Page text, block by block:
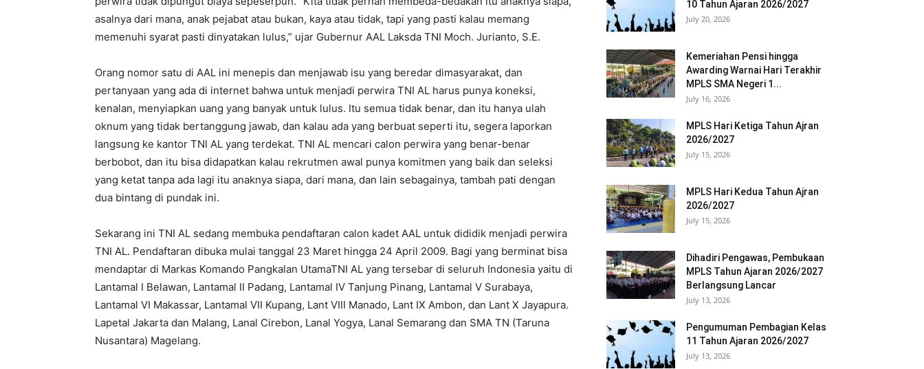
asalnya dari mana, anak pejabat atau bukan, kaya atau tidak, tapi yang pasti kalau memang
memenuhi syarat pasti dinyatakan lulus,” ujar Gubernur AAL Laksda TNI Moch. Jurianto, S.E.
Orang nomor satu di AAL ini menepis dan menjawab isu yang beredar dimasyarakat, dan
pertanyaan yang ada di internet bahwa untuk menjadi perwira TNI AL harus punya koneksi,
kenalan, menyiapkan uang yang banyak untuk lulus. Itu semua tidak benar, dan itu hanya ulah
oknum yang tidak bertanggung jawab, dan kalau ada yang berbuat seperti itu, segera laporkan
langsung ke kantor TNI AL yang terdekat. TNI AL mencari calon perwira yang benar-benar
berbobot, dan itu bisa didapatkan kalau rekrutmen awal punya komitmen yang baik dan seleksi
yang ketat tanpa ada lagi itu anaknya siapa, dari mana, dan lain sebagainya, tambah pati dengan
dua bintang di pundak ini.
Sekarang ini TNI AL sedang membuka pendaftaran calon kadet AAL untuk dididik menjadi perwira
TNI AL. Pendaftaran dibuka mulai tanggal 23 Maret hingga 24 April 2009. Bagi yang berminat bisa
mendaptar di Markas Komando Pangkalan UtamaTNI AL yang tersebar di seluruh Indonesia yaitu di
Lantamal I Belawan, Lantamal II Padang, Lantamal IV Tanjung Pinang, Lantamal V Surabaya,
Lantamal VI Makassar, Lantamal VII Kupang, Lant VIII Manado, Lant IX Ambon, dan Lant X Jayapura.
Lapetal Jakarta dan Malang, Lanal Cirebon, Lanal Yogya, Lanal Semarang dan SMA TN (Taruna
Nusantara) Magelang.
10 Tahun Ajaran 2026/2027
July 20, 2026
Kemeriahan Pensi hingga
Awarding Warnai Hari Terakhir
MPLS SMA Negeri 1...
July 16, 2026
MPLS Hari Ketiga Tahun Ajran
2026/2027
July 15, 2026
MPLS Hari Kedua Tahun Ajran
2026/2027
July 15, 2026
Dihadiri Pengawas, Pembukaan
MPLS Tahun Ajaran 2026/2027
Berlangsung Lancar
July 13, 2026
Pengumuman Pembagian Kelas
11 Tahun Ajaran 2026/2027
July 13, 2026